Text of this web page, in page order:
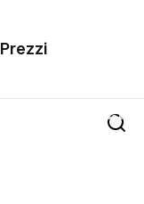
Prezzi
Modelli